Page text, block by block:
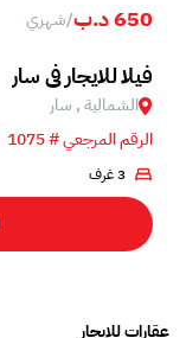
650 د.ب /شهري
فيلا للايجار في سار
الشمالية , سار
الرقم المرجعي # 1075
3 غرف
عقارات للايجار